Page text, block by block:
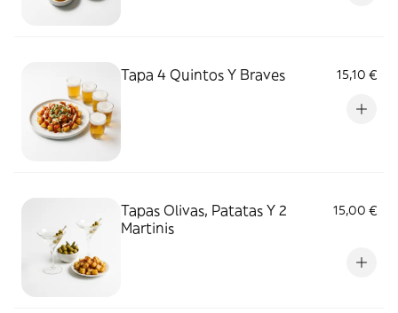
Tapa 4 Quintos Y Braves 15,10 €
Tapas Olivas, Patatas Y 2
Martinis
15,00 €